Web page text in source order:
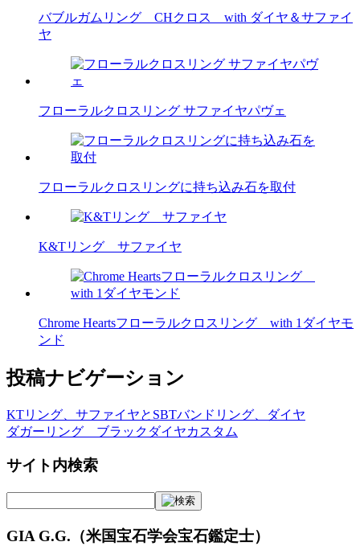
バブルガムリング CHクロス with ダイヤ＆サファイ
ヤ
フローラルクロスリング サファイヤパヴェ
フローラルクロスリングに持ち込み石を取付
K&Tリング サファイヤ
Chrome Heartsフローラルクロスリング with 1ダイヤモ
ンド
投稿ナビゲーション
KTリング、サファイヤとSBTバンドリング、ダイヤ
ダガーリング ブラックダイヤカスタム
サイト内検索
GIA G.G.（米国宝石学会宝石鑑定士）